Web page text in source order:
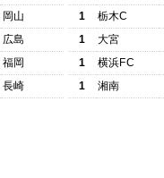
岡山
広島
福岡
長崎
1
栃木C
1
大宮
1
横浜FC
1
湘南